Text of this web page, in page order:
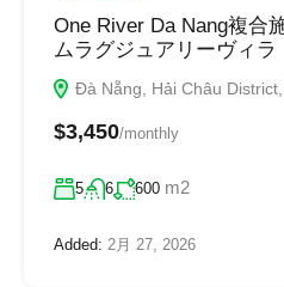
One River Da Nang複合
ムラグジュアリーヴィラ
Đà Nẵng, Hải Châu
$3,450/monthly
5 6 600 m2
Added: 2月 27, 2026